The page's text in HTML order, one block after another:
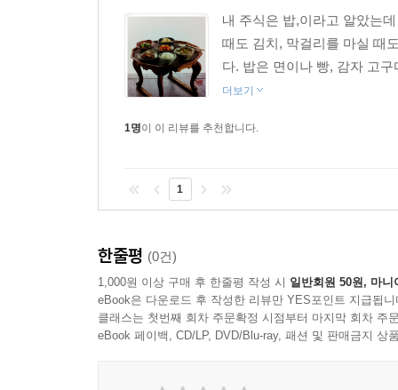
내 주식은 밥,이라고 알았는
때도 김치, 막걸리를 마실 때
다. 밥은 면이나 빵, 감자 고
더보기
1명이 이 리뷰를 추천합니다.
1
한줄평 (0건)
1,000원 이상 구매 후 한줄평 작성 시 일반회원 50원, 마니
eBook은 다운로드 후 작성한 리뷰만 YES포인트 지급됩니
클래스는 첫번째 회차 주문확정 시점부터 마지막 회차 주
eBook 페이백, CD/LP, DVD/Blu-ray, 패션 및 판매금지 상